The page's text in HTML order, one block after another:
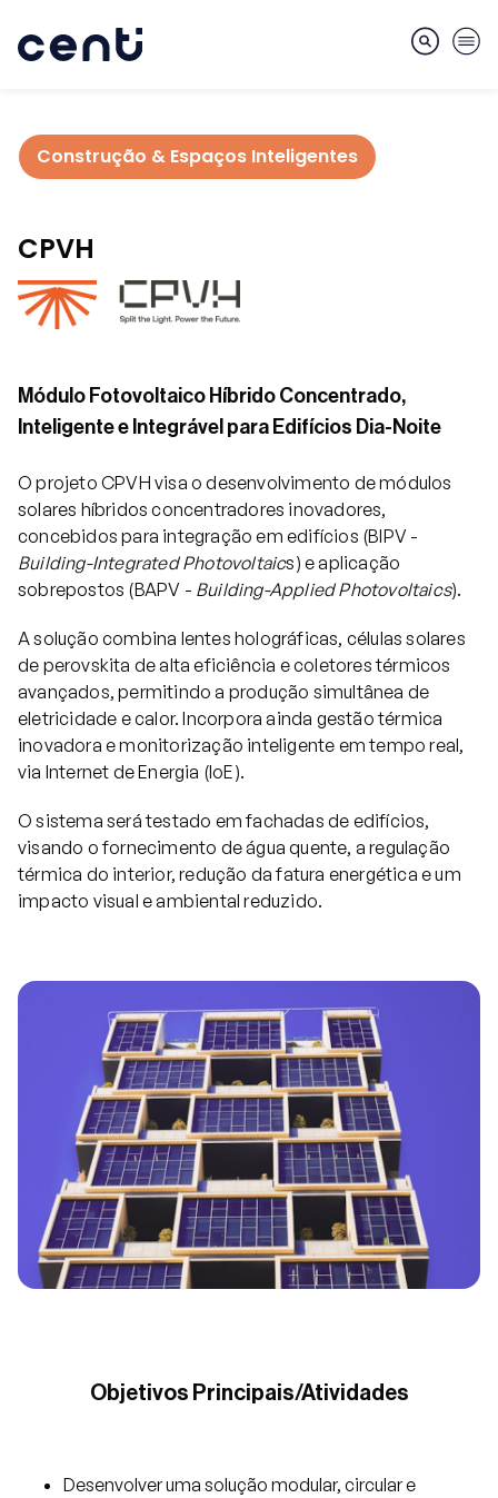
Competências
Mercados
Serviços
Projetos
Comunicação
Emprego
Construção & Espaços Inteligentes
CPVH
Módulo Fotovoltaico Híbrido Concentrado,
Inteligente e Integrável para Edifícios Dia-Noite
O projeto CPVH visa o desenvolvimento de módulos
solares híbridos concentradores inovadores,
concebidos para integração em edifícios (BIPV -
Building-Integrated Photovoltaics) e aplicação
sobrepostos (BAPV - Building-Applied Photovoltaics).
A solução combina lentes holográficas, células solares
de perovskita de alta eficiência e coletores térmicos
avançados, permitindo a produção simultânea de
eletricidade e calor. Incorpora ainda gestão térmica
inovadora e monitorização inteligente em tempo real,
via Internet de Energia (IoE).
O sistema será testado em fachadas de edifícios,
visando o fornecimento de água quente, a regulação
térmica do interior, redução da fatura energética e um
impacto visual e ambiental reduzido.
Objetivos Principais/Atividades
Desenvolver uma solução modular, circular e